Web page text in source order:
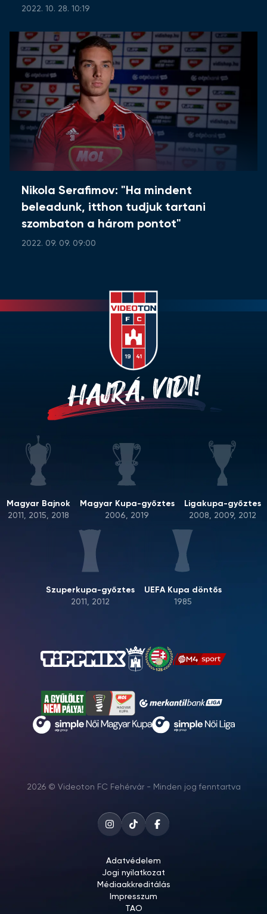
2022. 10. 28. 10:19
Nikola Serafimov: "Ha mindent
beleadunk, itthon tudjuk tartani
szombaton a három pontot"
2022. 09. 09. 09:00
HAJRÁ, VIDI!
Magyar Bajnok
2011, 2015, 2018
Magyar Kupa-győztes
2006, 2019
Ligakupa-győztes
2008, 2009, 2012
Szuperkupa-győztes
2011, 2012
UEFA Kupa döntős
1985
2026 © Videoton FC Fehérvár - Minden jog fenntartva
Adatvédelem
Jogi nyilatkozat
Médiaakkreditálás
Impresszum
TAO